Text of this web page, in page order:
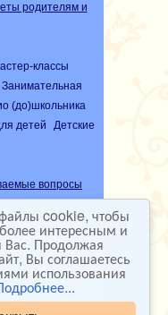
cookie, чтобы
интересным и
Продолжая
Вы соглашаетесь
использования
родителям и
классы
Занимательная
(до)школьника
детей
Детские
вопросы